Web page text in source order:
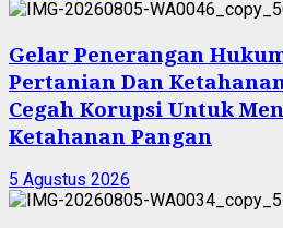
Gelar Penerangan
Pertanian Dan
Cegah Korupsi Untuk
Ketahanan Pangan
5 Agustus 2026